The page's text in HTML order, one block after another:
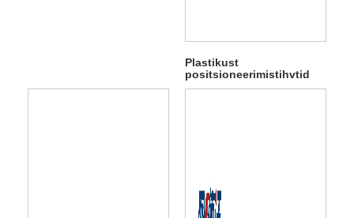
Plastikust
positsioneerimistihvtid